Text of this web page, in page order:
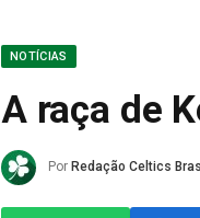
NOTÍCIAS
A raça de
Por Redação Celtics